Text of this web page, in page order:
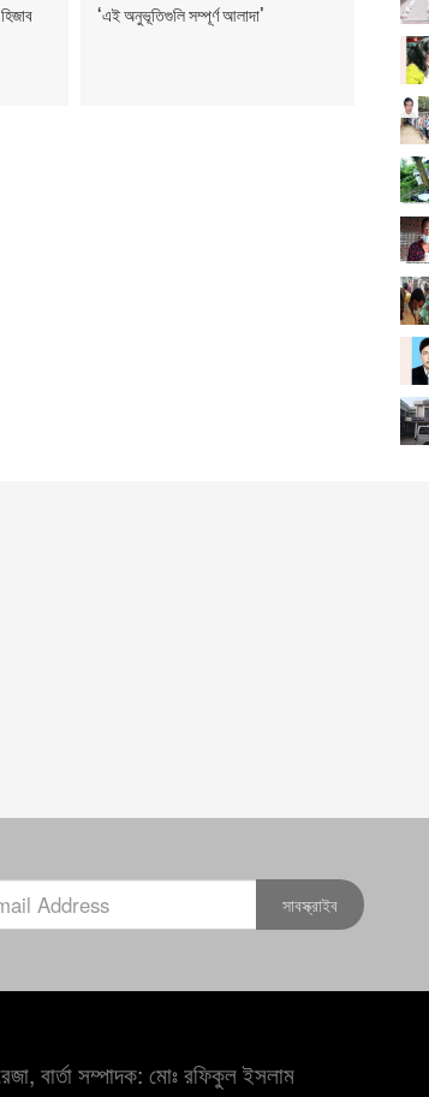
‘এই অনুভূতিগুলি সম্পূর্ণ আলাদা’
সাবস্ক্রাইব
বার্তা সম্পাদক: মোঃ রফিকুল ইসলাম